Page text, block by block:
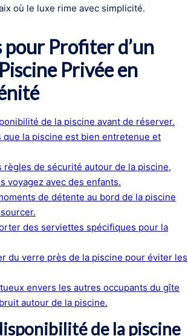
où le luxe rime avec simplicité.
pour Profiter d’un
Privée en
de la piscine avant de réserver.
que la piscine est bien entretenue et
règles de sécurité autour de la piscine,
voyagez avec des enfants.
de détente au bord de la piscine
des serviettes spécifiques pour la
du verre près de la piscine pour éviter les
envers les autres occupants du gîte
autour de la piscine.
de la piscine